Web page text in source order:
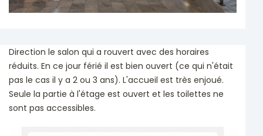
Direction le salon qui a rouvert avec des horaires
réduits. En ce jour férié il est bien ouvert (ce qui n'était
pas le cas il y a 2 ou 3 ans). L'accueil est très enjoué.
Seule la partie à l'étage est ouvert et les toilettes ne
sont pas accessibles.